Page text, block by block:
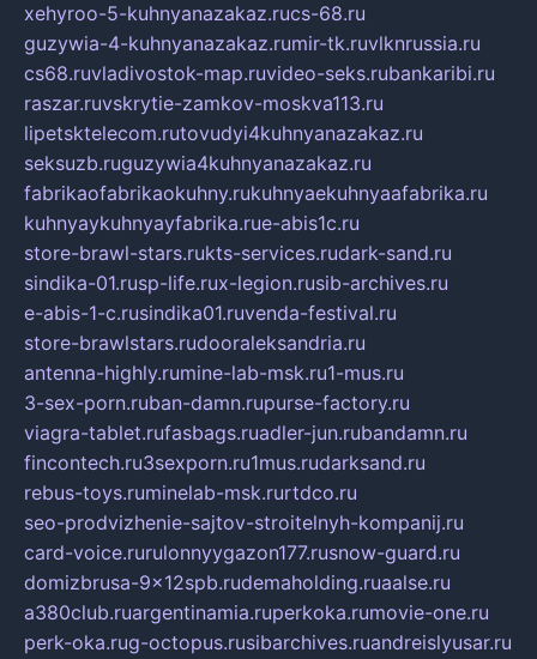
xehyroo-5-kuhnyanazakaz.rucs-68.ru
guzywia-4-kuhnyanazakaz.rumir-tk.ruvlknrussia.ru
cs68.ruvladivostok-map.ruvideo-seks.rubankaribi.ru
raszar.ruvskrytie-zamkov-moskva113.ru
lipetsktelecom.rutovudyi4kuhnyanazakaz.ru
seksuzb.ruguzywia4kuhnyanazakaz.ru
fabrikaofabrikaokuhny.rukuhnyaekuhnyaafabrika.ru
kuhnyaykuhnyayfabrika.rue-abis1c.ru
store-brawl-stars.rukts-services.rudark-sand.ru
sindika-01.rusp-life.rux-legion.rusib-archives.ru
e-abis-1-c.rusindika01.ruvenda-festival.ru
store-brawlstars.rudooraleksandria.ru
antenna-highly.rumine-lab-msk.ru1-mus.ru
3-sex-porn.ruban-damn.rupurse-factory.ru
viagra-tablet.rufasbags.ruadler-jun.rubandamn.ru
fincontech.ru3sexporn.ru1mus.rudarksand.ru
rebus-toys.ruminelab-msk.rurtdco.ru
seo-prodvizhenie-sajtov-stroitelnyh-kompanij.ru
card-voice.rurulonnyygazon177.rusnow-guard.ru
domizbrusa-9x12spb.rudemaholding.ruaalse.ru
a380club.ruargentinamia.ruperkoka.rumovie-one.ru
perk-oka.rug-octopus.rusibarchives.ruandreislyusar.ru